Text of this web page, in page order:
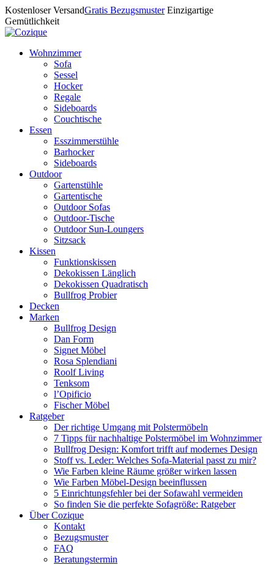
Kostenloser VersandGratis Bezugsmuster Einzigartige
Gemütlichkeit
Wohnzimmer
Sofa
Sessel
Hocker
Regale
Sideboards
Couchtische
Essen
Esszimmerstühle
Barhocker
Sideboards
Outdoor
Gartenstühle
Gartentische
Outdoor Sofas
Outdoor-Tische
Outdoor Sun-Loungers
Sitzsack
Kissen
Funktionskissen
Dekokissen Länglich
Dekokissen Quadratisch
Bullfrog Probier
Decken
Marken
Bullfrog Design
Dan Form
Signet Möbel
Rosa Splendiani
Roolf Living
Tenksom
l’Opificio
Fischer Möbel
Ratgeber
Der richtige Umgang mit Polstermöbeln
7 Tipps für nachhaltige Polstermöbel im Wohnzimmer
Bullfrog Design: Komfort trifft auf modernes Design
Stoff vs. Leder: Welches Sofa-Material passt zu mir?
Wie Farben kleine Räume größer wirken lassen
Wie Farben Möbel-Design beeinflussen
5 Einrichtungsfehler bei der Sofawahl vermeiden
So finden Sie die perfekte Sofagröße: Ratgeber
Über Cozique
Kontakt
Bezugsmuster
FAQ
Beratungstermin